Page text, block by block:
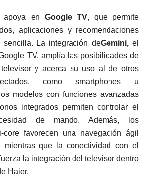
apoya en Google TV, que permite
aplicaciones y recomendaciones
sencilla. La integración deGemini,el
TV, amplía las posibilidades de
y acerca su uso al de otros
como smartphones u
modelos con funciones avanzadas
integrados permiten controlar el
de mando. Además, los
core favorecen una navegación ágil
mientras que la conectividad con el
la integración del televisor dentro
Haier.